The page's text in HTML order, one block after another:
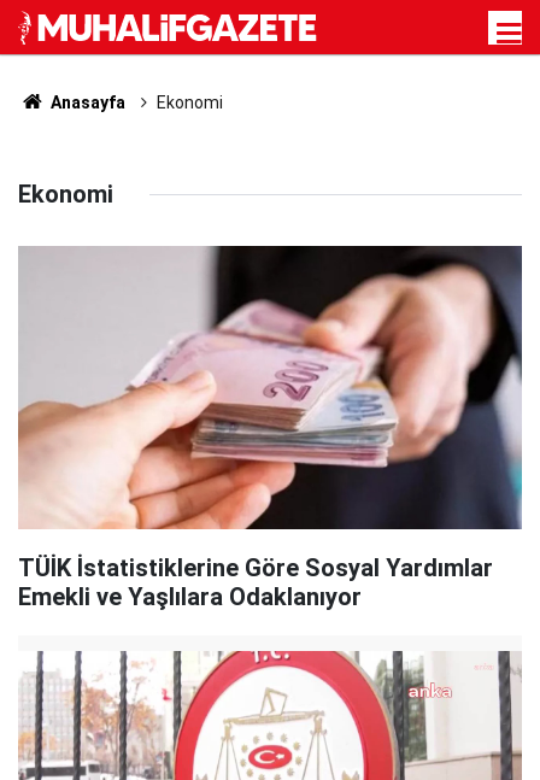
Anasayfa Ekonomi
Ekonomi
TÜİK İstatistiklerine Göre Sosyal Yardımlar
Emekli ve Yaşlılara Odaklanıyor